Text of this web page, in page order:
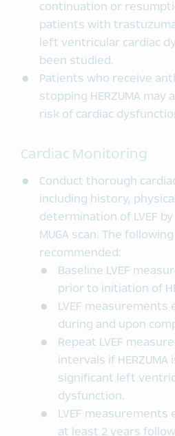
continuation or
patients with
left ventricular cardiac
been studied.
Patients who receive
stopping HERZUMA may
risk of cardiac
Cardiac Monitoring
Conduct thorough
including history,
determination of LVEF
MUGA scan. The
recommended:
Baseline LVEF
prior to initiation of
LVEF
during and upon
Repeat LVEF
intervals if
significant left
dysfunction.
LVEF
at least 2 years